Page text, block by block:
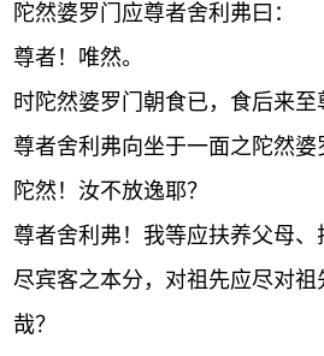
陀然婆罗门应尊者舍利弗曰：
尊者！唯然。
时陀然婆罗门朝食已，食后来
尊者舍利弗向坐于一面之陀然婆
陀然！汝不放逸耶？
尊者舍利弗！我等应扶养父母
尽宾客之本分，对祖先应尽对
哉？